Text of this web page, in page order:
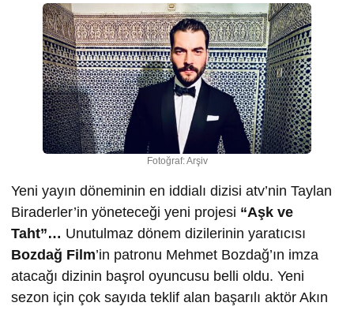
Fotoğraf: Arşiv
Yeni yayın döneminin en iddialı dizisi atv’nin Taylan
Biraderler’in yöneteceği yeni projesi “Aşk ve
Taht”… Unutulmaz dönem dizilerinin yaratıcısı
Bozdağ Film’in patronu Mehmet Bozdağ’ın imza
atacağı dizinin başrol oyuncusu belli oldu. Yeni
sezon için çok sayıda teklif alan başarılı aktör Akın